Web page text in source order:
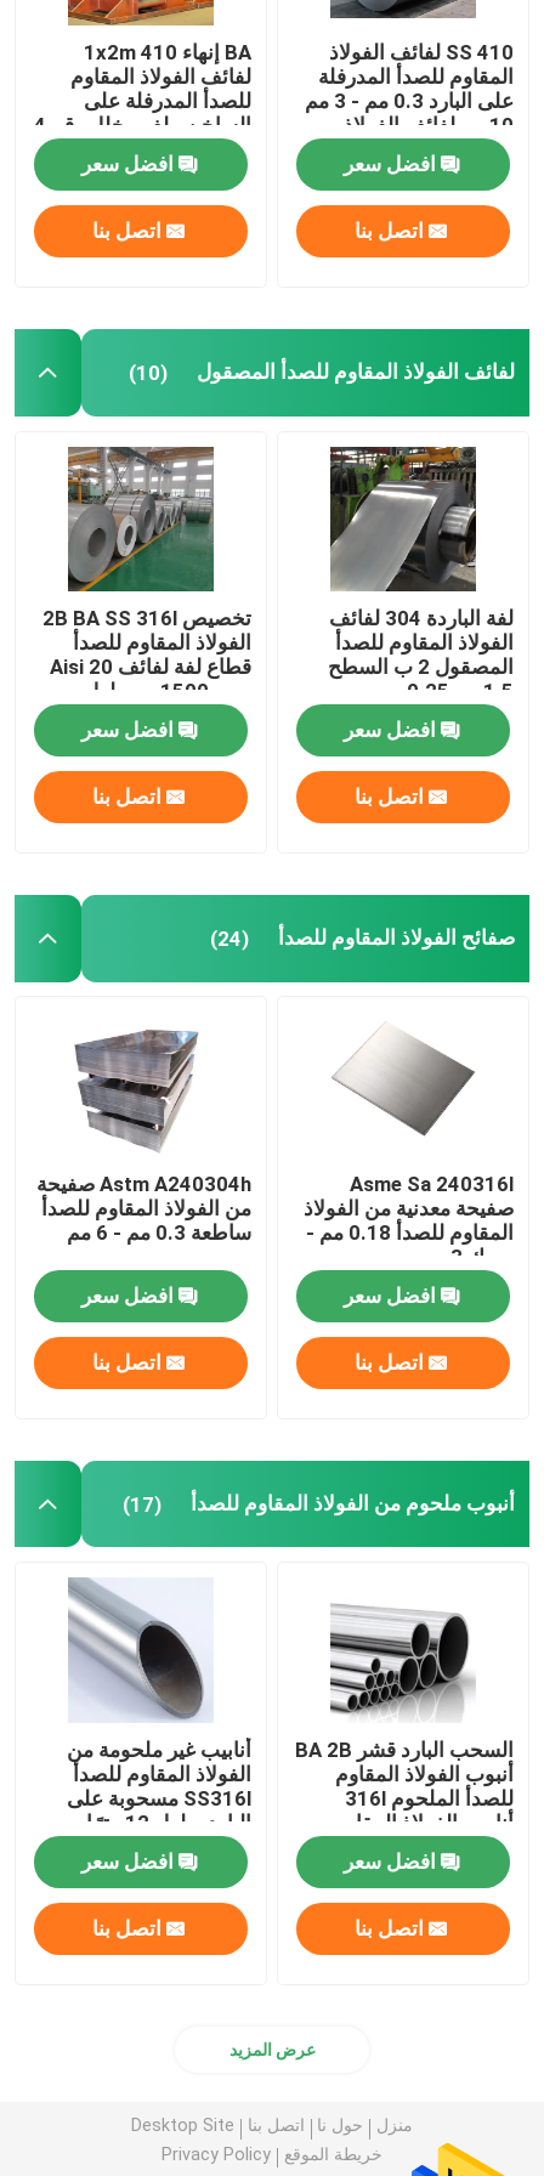
410 SS لفائف الفولاذ
المقاوم للصدأ المدرفلة
على البارد 0.3 مم - 3 مم
10 مم لفائف الفولاذ
المقاوم للصدأ
افضل سعر
اتصل بنا
BA إنهاء 1x2m 410
لفائف الفولاذ المقاوم
للصدأ المدرفلة على
الساخن ملف مخلل رقم 4
افضل سعر
اتصل بنا
لفائف الفولاذ المقاوم للصدأ المصقول (10)
لفة الباردة 304 لفائف
الفولاذ المقاوم للصدأ
المصقول 2 ب السطح
1.5 مم 0.25 مم
افضل سعر
اتصل بنا
تخصيص 2B BA SS 316l
الفولاذ المقاوم للصدأ
قطاع لفة لفائف Aisi 20
افضل سعر
اتصل بنا
صفائح الفولاذ المقاوم للصدأ (24)
Asme Sa 240316l
صفيحة معدنية من الفولاذ
المقاوم للصدأ 0.18 مم -
سمك 3 مم
افضل سعر
اتصل بنا
Astm A240304h صفيحة
من الفولاذ المقاوم للصدأ
ساطعة 0.3 مم - 6 مم
افضل سعر
اتصل بنا
أنبوب ملحوم من الفولاذ المقاوم للصدأ (17)
السحب البارد قشر BA 2B
أنبوب الفولاذ المقاوم
للصدأ الملحوم 316l
أنابيب الفولاذ المقاوم
للصدأ
افضل سعر
اتصل بنا
أنابيب غير ملحومة من
الفولاذ المقاوم للصدأ
SS316l مسحوبة على
البارد بطول 12 مترًا
افضل سعر
اتصل بنا
عرض المزيد
منزل حول نا اتصل بنا
Desktop Site
خريطة الموقع
Privacy Policy